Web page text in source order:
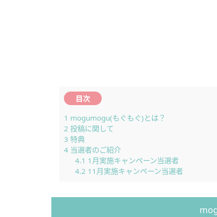
目次
1 mogumogu(もぐもぐ)とは？
2 投稿に関して
3 特典
4 当選者のご紹介
4.1 1月実施キャンペーン当選者
4.2 11月実施キャンペーン当選者